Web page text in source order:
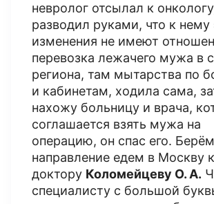
невролог отсылал к
разводил руками, что к нему
изменения не имеют
перевозка лежачего мужа в
региона, там мытарства по
и кабинетам, ходила сама,
нахожу больницу и врача,
соглашается взять мужа на
операцию, он спас его. Берём
направление едем в Москву к
доктору Коломейцеву О. А.
специалисту с большой